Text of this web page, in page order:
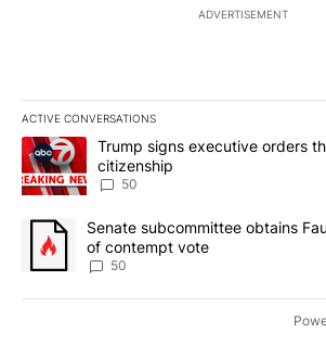
ADVERTISEMENT
ACTIVE CONVERSATIONS
The following is a list of the most
A trending article titled "Trump signs
Trump signs executive orders
citizenship
50
A trending article titled "Senate
Senate subcommittee obtains
of contempt vote
50